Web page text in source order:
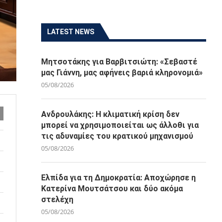
LATEST NEWS
Μητσοτάκης για Βαρβιτσιώτη: «Σεβαστέ
μας Γιάννη, μας αφήνεις βαριά κληρονομιά»
05/08/2026
Ανδρουλάκης: Η κλιματική κρίση δεν
μπορεί να χρησιμοποιείται ως άλλοθι για
τις αδυναμίες του κρατικού μηχανισμού
05/08/2026
Ελπίδα για τη Δημοκρατία: Αποχώρησε η
Κατερίνα Μουτσάτσου και δύο ακόμα
στελέχη
05/08/2026